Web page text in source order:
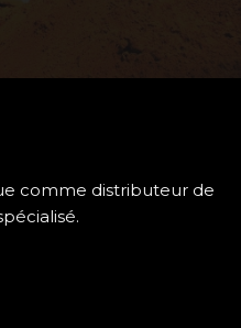
comme distributeur de